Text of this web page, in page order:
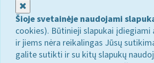
Šioje svetainėje naudojami
cookies). Būtinieji slapukai
ir jiems nėra reikalingas Jūsų
galite sutikti ir su kitų slapukų